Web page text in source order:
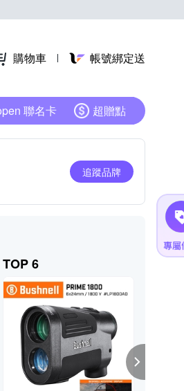
購物車 帳號綁定送
聯名卡 超贈點
追蹤品牌
TOP 6